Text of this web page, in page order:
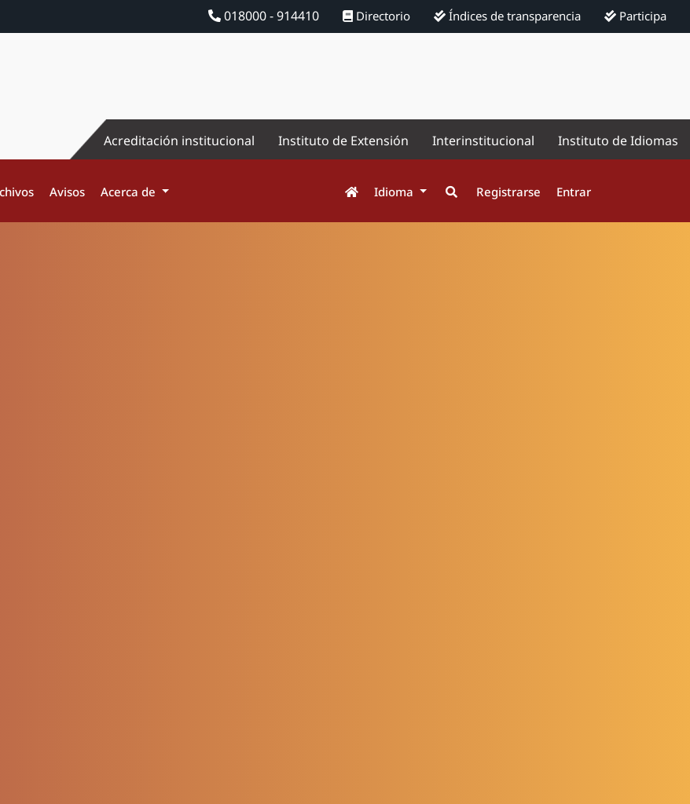
018000 - 914410 Directorio Índices de transparencia Participa
Acreditación institucional Instituto de Extensión Interinstitucional Instituto de Idiomas
Avisos Acerca de Idioma Registrarse Entrar